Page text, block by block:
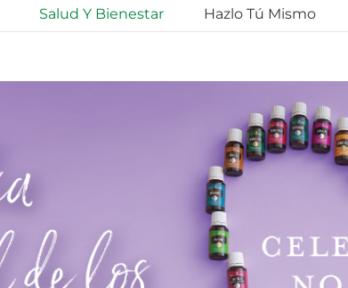
Salud Y Bienestar Hazlo Tú Mismo